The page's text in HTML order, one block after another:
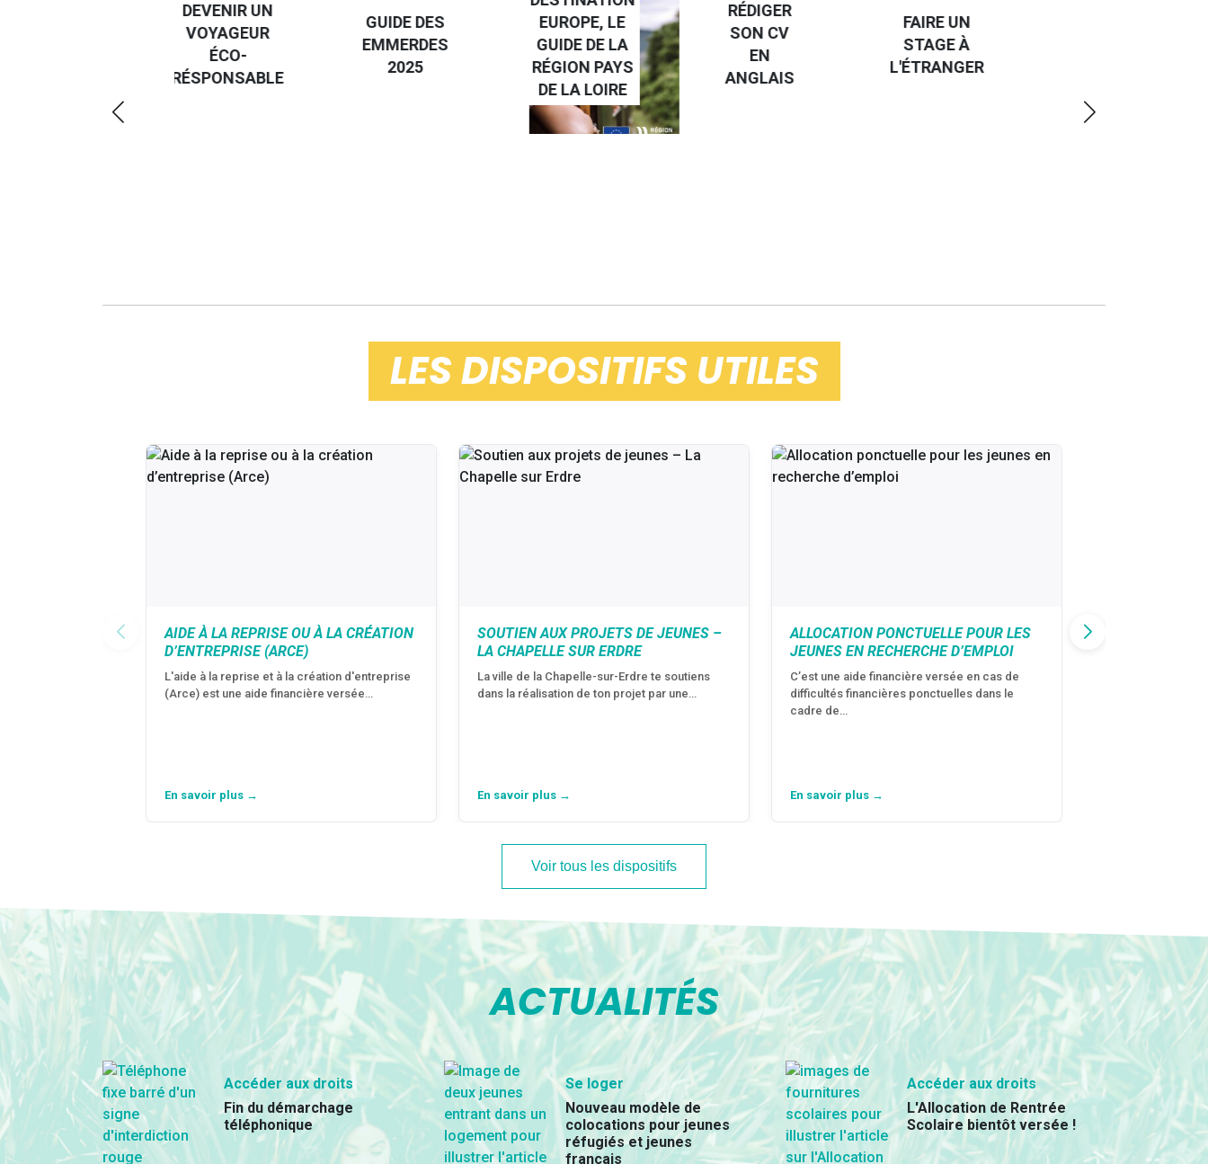
GUIDE DES
EMMERDES
2025
EUROPE, LE
GUIDE DE LA
RÉGION PAYS
RÉDIGER
SON CV
EN
ANGLAIS
FAIRE UN
STAGE À
L'ÉTRANGER
TROUVER
UN JOB À
L'ÉTRANGER
LES DISPOSITIFS UTILES
AIDE À LA REPRISE OU À LA CRÉATION
D’ENTREPRISE (ARCE)
L'aide à la reprise et à la création d'entreprise
(Arce) est une aide financière versée…
En savoir plus →
SOUTIEN AUX PROJETS DE JEUNES –
LA CHAPELLE SUR ERDRE
La ville de la Chapelle-sur-Erdre te soutiens
dans la réalisation de ton projet par une…
En savoir plus →
ALLOCATION PONCTUELLE POUR LES
JEUNES EN RECHERCHE D’EMPLOI
C’est une aide financière versée en cas de
difficultés financières ponctuelles dans le
cadre de…
En savoir plus →
Voir tous les dispositifs
ACTUALITÉS
Accéder aux droits
Fin du démarchage
téléphonique
Se loger
Nouveau modèle de
colocations pour jeunes
réfugiés et jeunes
français
Accéder aux droits
L'Allocation de Rentrée
Scolaire bientôt versée !